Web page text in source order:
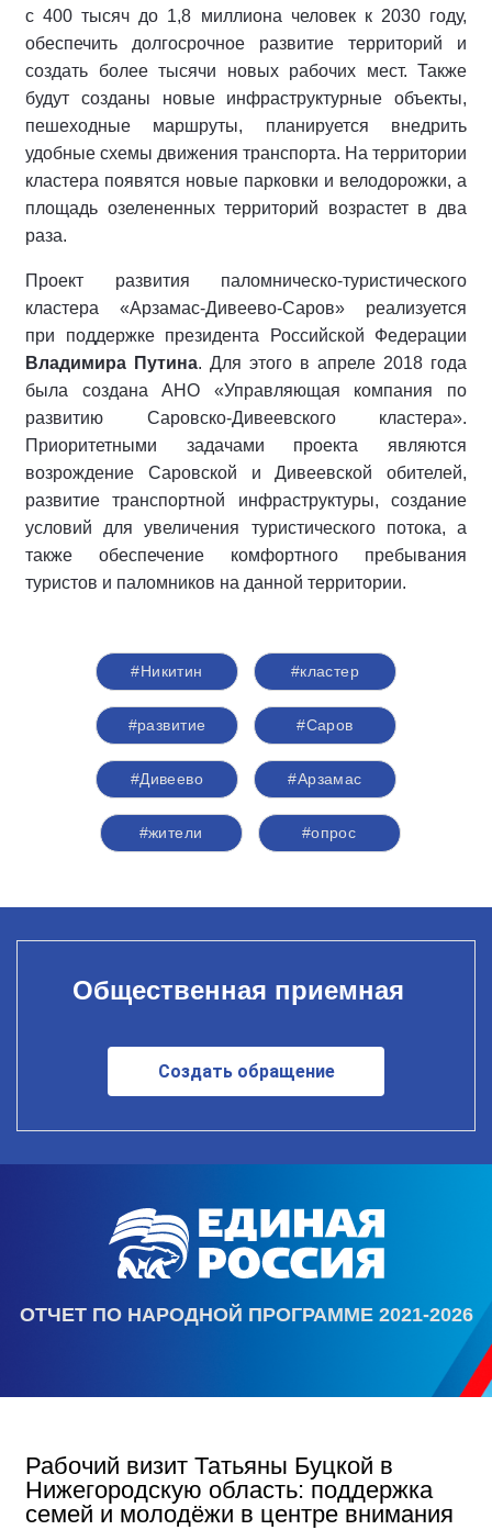
с 400 тысяч до 1,8 миллиона человек к 2030 году,
обеспечить долгосрочное развитие территорий и
создать более тысячи новых рабочих мест. Также
будут созданы новые инфраструктурные объекты,
пешеходные маршруты, планируется внедрить
удобные схемы движения транспорта. На территории
кластера появятся новые парковки и велодорожки, а
площадь озелененных территорий возрастет в два
раза.
Проект развития паломническо-туристического
кластера «Арзамас-Дивеево-Саров» реализуется
при поддержке президента Российской Федерации
Владимира Путина. Для этого в апреле 2018 года
была создана АНО «Управляющая компания по
развитию Саровско-Дивеевского кластера».
Приоритетными задачами проекта являются
возрождение Саровской и Дивеевской обителей,
развитие транспортной инфраструктуры, создание
условий для увеличения туристического потока, а
также обеспечение комфортного пребывания
туристов и паломников на данной территории.
#Никитин #кластер
#развитие #Саров
#Дивеево #Арзамас
#жители #опрос
Общественная приемная
Создать обращение
ОТЧЕТ ПО НАРОДНОЙ ПРОГРАММЕ 2021-2026
Рабочий визит Татьяны Буцкой в
Нижегородскую область: поддержка
семей и молодёжи в центре внимания